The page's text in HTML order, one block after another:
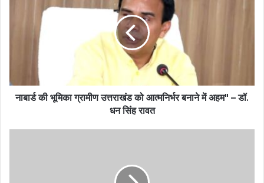
नाबार्ड की भूमिका ग्रामीण उत्तराखंड को आत्मनिर्भर बनाने में अहम" – डॉ.
धन सिंह रावत